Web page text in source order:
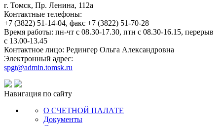
г. Томск, Пр. Ленина, 112а
Контактные телефоны:
+7 (3822) 51-14-04, факс +7 (3822) 51-70-28
Время работы: пн-чт с 08.30-17.30, птн с 08.30-16.15, перерыв
с 13.00-13.45
Контактное лицо: Редингер Ольга Александровна
Электронный адрес:
spgt@admin.tomsk.ru
Навигация по сайту
О СЧЕТНОЙ ПАЛАТЕ
Документы